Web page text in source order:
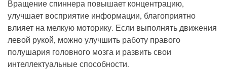
Вращение спиннера повышает концентрацию,
улучшает восприятие информации, благоприятно
влияет на мелкую моторику. Если выполнять движения
левой рукой, можно улучшить работу правого
полушария головного мозга и развить свои
интеллектуальные способности.